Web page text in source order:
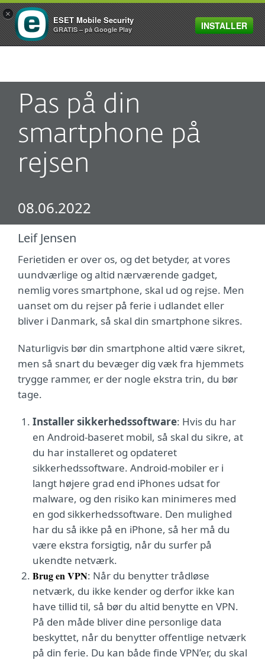
MENU
Pas på din
smartphone på
rejsen
08.06.2022
Leif Jensen
Ferietiden er over os, og det betyder, at vores
uundværlige og altid nærværende gadget,
nemlig vores smartphone, skal ud og rejse. Men
uanset om du rejser på ferie i udlandet eller
bliver i Danmark, så skal din smartphone sikres.
Naturligvis bør din smartphone altid være sikret,
men så snart du bevæger dig væk fra hjemmets
trygge rammer, er der nogle ekstra trin, du bør
tage.
Installer sikkerhedssoftware: Hvis du har
en Android-baseret mobil, så skal du sikre, at
du har installeret og opdateret
sikkerhedssoftware. Android-mobiler er i
langt højere grad end iPhones udsat for
malware, og den risiko kan minimeres med
en god sikkerhedssoftware. Den mulighed
har du så ikke på en iPhone, så her må du
være ekstra forsigtig, når du surfer på
ukendte netværk.
Brug en VPN: Når du benytter trådløse
netværk, du ikke kender og derfor ikke kan
have tillid til, så bør du altid benytte en VPN.
På den måde bliver dine personlige data
beskyttet, når du benytter offentlige netværk
på din ferie. Du kan både finde VPN’er, du skal
×
ESET Mobile Security
GRATIS – på Google Play INSTALLER